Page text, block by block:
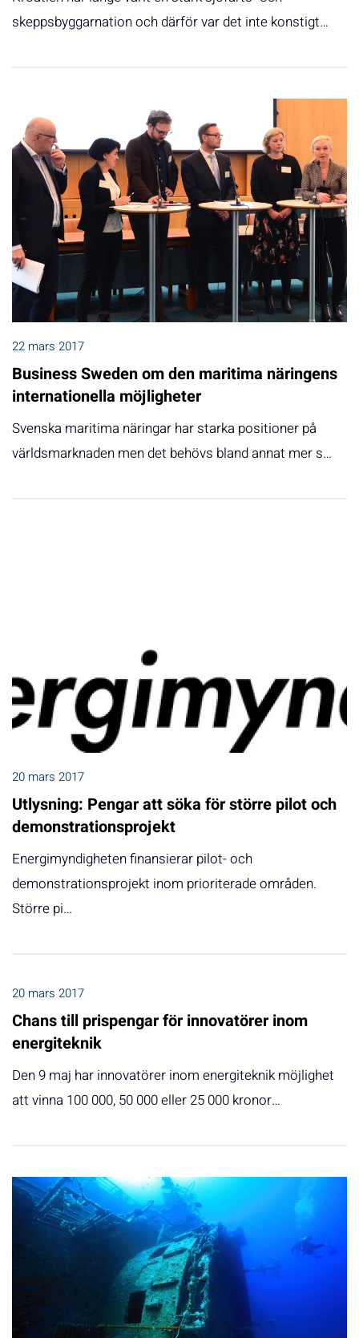
skeppsbyggarnation och därför var det inte konstigt…
22 mars 2017
Business Sweden om den maritima näringens
internationella möjligheter
Svenska maritima näringar har starka positioner på
världsmarknaden men det behövs bland annat mer s…
20 mars 2017
Utlysning: Pengar att söka för större pilot och
demonstrationsprojekt
Energimyndigheten finansierar pilot- och
demonstrationsprojekt inom prioriterade områden.
Större pi…
20 mars 2017
Chans till prispengar för innovatörer inom
energiteknik
Den 9 maj har innovatörer inom energiteknik möjlighet
att vinna 100 000, 50 000 eller 25 000 kronor…